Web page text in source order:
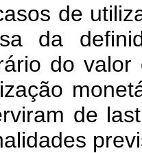
de
da
do valor
de